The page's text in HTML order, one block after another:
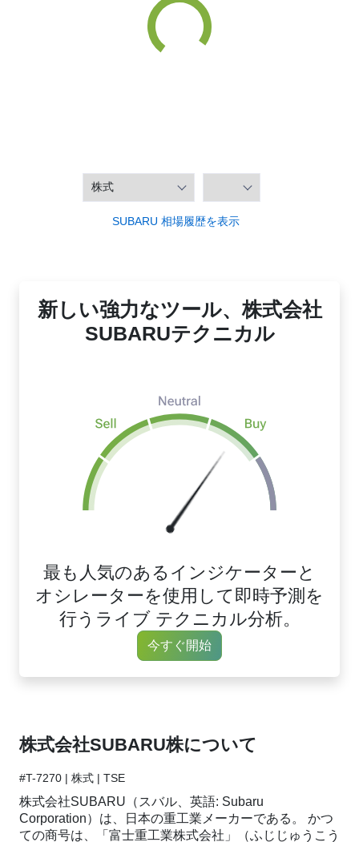
SUBARU 相場履歴を表示
新しい強力なツール、株式会社
SUBARUテクニカル
最も人気のあるインジケーターと
オシレーターを使用して即時予測を
行うライブ テクニカル分析。
今すぐ開始
株式会社SUBARU株について
#T-7270 | 株式 | TSE
株式会社SUBARU（スバル、英語: Subaru
Corporation）は、日本の重工業メーカーである。 かつ
ての商号は、「富士重工業株式会社」（ふじじゅうこう